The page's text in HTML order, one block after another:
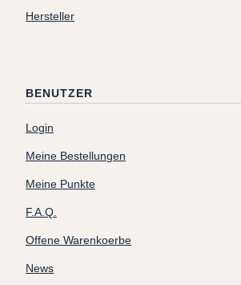
Hersteller
BENUTZER
Login
Meine Bestellungen
Meine Punkte
F.A.Q.
Offene Warenkoerbe
News